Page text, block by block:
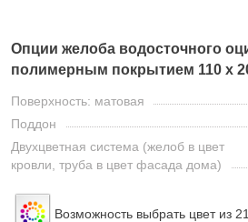
Опции желоба водосточного
полимерным покрытием 110 х
Поверхность: матовая
Поддон
Двухцветная система (желоб в цвет
кровли, труба в цвет фасада дома)
Возможность выбрать цвет из